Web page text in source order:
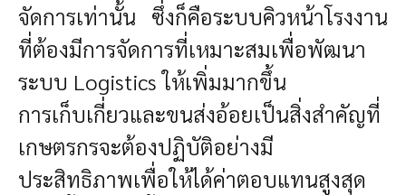
จัดการเท่านั้น ซึ่งก็คือระบบคิวหน้าโรงงาน
ที่ต้องมีการจัดการที่เหมาะสมเพื่อพัฒนา
ระบบ Logistics ให้เพิ่มมากขึ้น
การเก็บเกี่ยวและขนส่งอ้อยเป็นสิ่งสำคัญที่
เกษตรกรจะต้องปฏิบัติอย่างมี
ประสิทธิภาพเพื่อให้ได้ค่าตอบแทนสูงสุด